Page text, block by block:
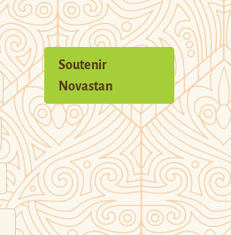
Soutenir
Novastan